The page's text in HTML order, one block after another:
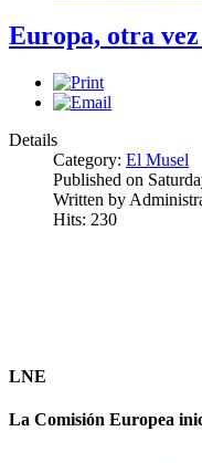
Europa, otra
Details
Category: El Musel
Published on
Written by
Hits: 230
LNE
La Comisión Europea